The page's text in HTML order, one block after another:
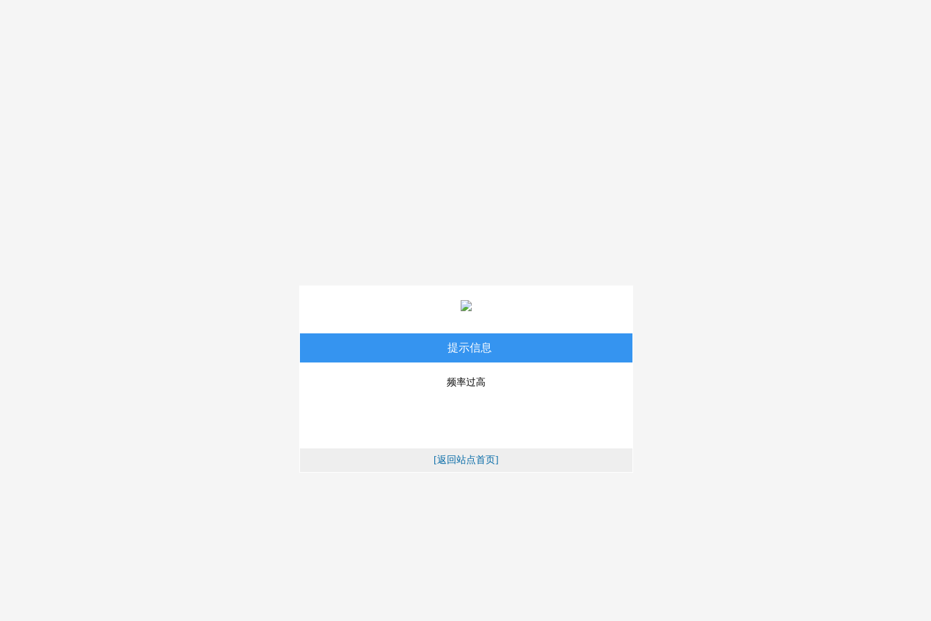
提示信息
频率过高
[返回站点首页]